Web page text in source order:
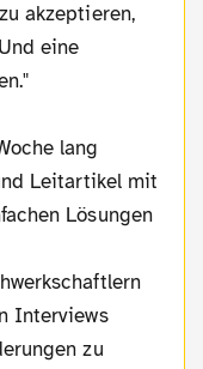
akzeptieren,
eine
Leitartikel mit
Lösungen
Interviews
zu